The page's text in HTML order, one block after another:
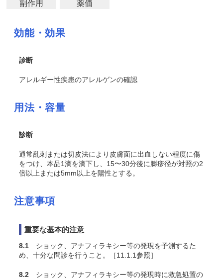
副作用
薬価
効能・効果
診断
アレルギー性疾患のアレルゲンの確認
用法・容量
診断
通常乱刺または切皮法により皮膚面に出血しない程度に傷
をつけ、本品1滴を滴下し、15〜30分後に膨疹径が対照の2
倍以上または5mm以上を陽性とする。
注意事項
重要な基本的注意
8.1 ショック、アナフィラキシー等の発現を予測するた
め、十分な問診を行うこと。［11.1.1参照］
8.2 ショック、アナフィラキシー等の発現時に救急処置の